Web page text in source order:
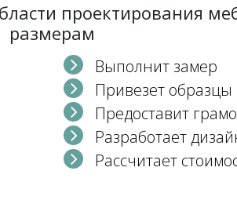
проектирования
размерам
Выполнит замер
Привезет
Предоставит
Разработает
Рассчитает